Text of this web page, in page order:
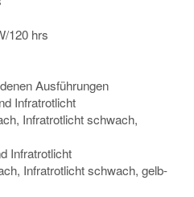
120 hrs
Ausführungen
Infratrotlicht
Infratrotlicht schwach,
Infratrotlicht
Infratrotlicht schwach, gelb-